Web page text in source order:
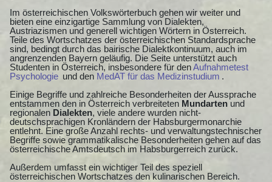
Im österreichischen Volkswörterbuch gehen wir weiter und
bieten eine einzigartige Sammlung von Dialekten,
Austriazismen und generell wichtigen Wörtern in Österreich.
Teile des Wortschatzes der österreichischen Standardsprache
sind, bedingt durch das bairische Dialektkontinuum, auch im
angrenzenden Bayern geläufig. Die Seite unterstützt auch
Studenten in Österreich, insbesondere für denAufnahmetest
Psychologie und den MedAT für das Medizinstudium .
Einige Begriffe und zahlreiche Besonderheiten der Aussprache
entstammen den in Österreich verbreiteten Mundarten und
regionalen Dialekten, viele andere wurden nicht-
deutschsprachigen Kronländern der Habsburgermonarchie
entlehnt. Eine große Anzahl rechts- und verwaltungstechnischer
Begriffe sowie grammatikalische Besonderheiten gehen auf das
österreichische Amtsdeutsch im Habsburgerreich zurück.
Außerdem umfasst ein wichtiger Teil des speziell
österreichischen Wortschatzes den kulinarischen Bereich.